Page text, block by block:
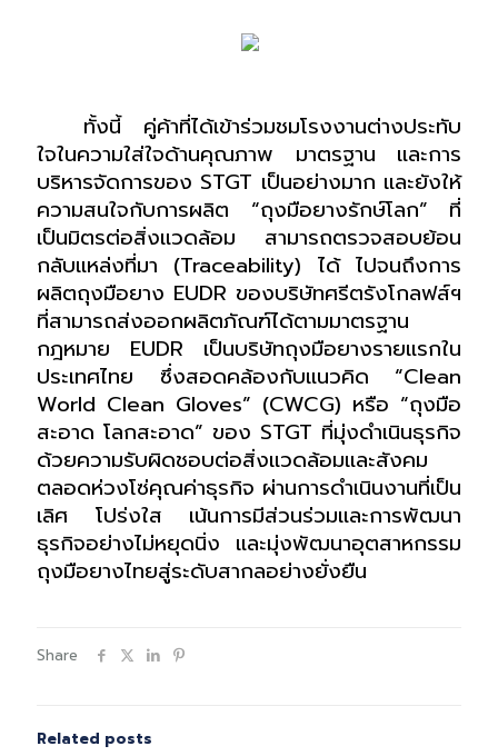
ทั้งนี้ คู่ค้าที่ได้เข้าร่วมชมโรงงานต่างประทับ
ใจในความใส่ใจด้านคุณภาพ มาตรฐาน และการ
บริหารจัดการของ STGT เป็นอย่างมาก และยังให้
ความสนใจกับการผลิต “ถุงมือยางรักษ์โลก” ที่
เป็นมิตรต่อสิ่งแวดล้อม สามารถตรวจสอบย้อน
กลับแหล่งที่มา (Traceability) ได้ ไปจนถึงการ
ผลิตถุงมือยาง EUDR ของบริษัทศรีตรังโกลฟส์ฯ
ที่สามารถส่งออกผลิตภัณฑ์ได้ตามมาตรฐาน
กฎหมาย EUDR เป็นบริษัทถุงมือยางรายแรกใน
ประเทศไทย ซึ่งสอดคล้องกับแนวคิด “Clean
World Clean Gloves” (CWCG) หรือ “ถุงมือ
สะอาด โลกสะอาด” ของ STGT ที่มุ่งดำเนินธุรกิจ
ด้วยความรับผิดชอบต่อสิ่งแวดล้อมและสังคม
ตลอดห่วงโซ่คุณค่าธุรกิจ ผ่านการดำเนินงานที่เป็น
เลิศ โปร่งใส เน้นการมีส่วนร่วมและการพัฒนา
ธุรกิจอย่างไม่หยุดนิ่ง และมุ่งพัฒนาอุตสาหกรรม
ถุงมือยางไทยสู่ระดับสากลอย่างยั่งยืน
Share
Related posts